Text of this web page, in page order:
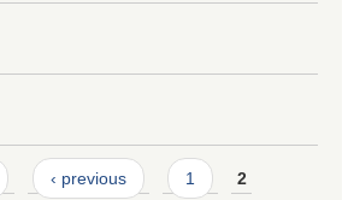
‹ previous 1 2